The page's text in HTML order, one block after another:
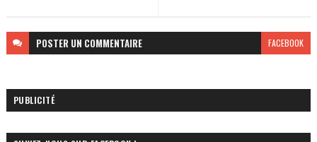
POSTER UN COMMENTAIRE FACEBOOK
PUBLICITÉ